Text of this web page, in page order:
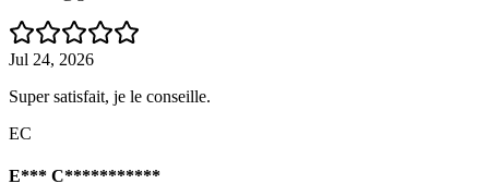
Jul 24, 2026
Super satisfait, je le conseille.
EC
E*** C***********